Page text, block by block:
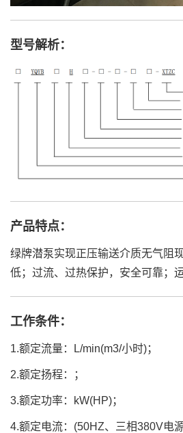
型号解析：
产品特点：
绿牌潜泵实现正压输送介质无气阻
低；过流、过热保护，安全可靠；
工作条件：
1.额定流量：L/min(m3/小时)；
2.额定扬程：；
3.额定功率：kW(HP)；
4.额定电流：(50HZ、三相380V电